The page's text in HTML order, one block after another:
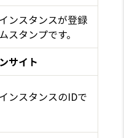
ンスタンスが登録
スタンプです。
サイト
ンスタンスのIDで